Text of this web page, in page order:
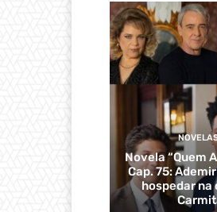
Novela “Quem
Cap. 75:
hospedar na